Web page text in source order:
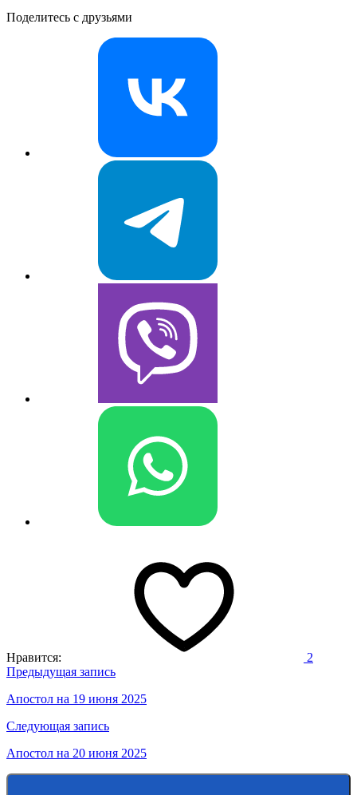
Поделитесь с друзьями
Нравится: 2
Навигация
по
записям
Предыдущая запись
Апостол на 19 июня 2025
Следующая запись
Апостол на 20 июня 2025